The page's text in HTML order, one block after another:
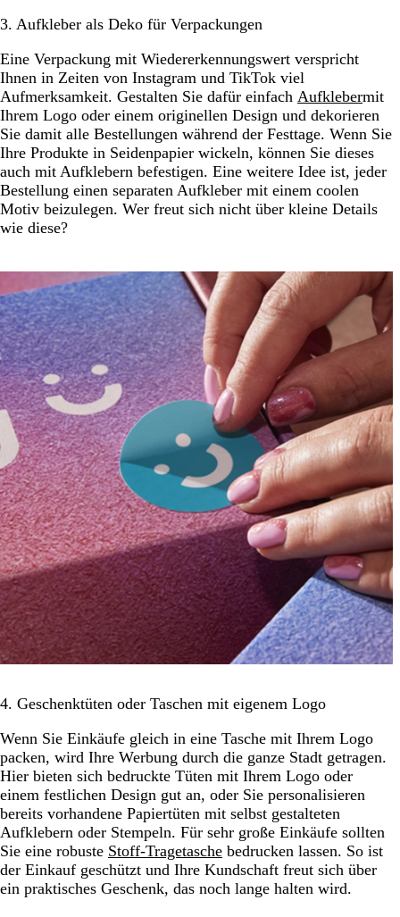
3. Aufkleber als Deko für Verpackungen
Eine Verpackung mit Wiedererkennungswert verspricht
Ihnen in Zeiten von Instagram und TikTok viel
Aufmerksamkeit. Gestalten Sie dafür einfach Aufklebermit
Ihrem Logo oder einem originellen Design und dekorieren
Sie damit alle Bestellungen während der Festtage. Wenn Sie
Ihre Produkte in Seidenpapier wickeln, können Sie dieses
auch mit Aufklebern befestigen. Eine weitere Idee ist, jeder
Bestellung einen separaten Aufkleber mit einem coolen
Motiv beizulegen. Wer freut sich nicht über kleine Details
wie diese?
4. Geschenktüten oder Taschen mit eigenem Logo
Wenn Sie Einkäufe gleich in eine Tasche mit Ihrem Logo
packen, wird Ihre Werbung durch die ganze Stadt getragen.
Hier bieten sich bedruckte Tüten mit Ihrem Logo oder
einem festlichen Design gut an, oder Sie personalisieren
bereits vorhandene Papiertüten mit selbst gestalteten
Aufklebern oder Stempeln. Für sehr große Einkäufe sollten
Sie eine robuste Stoff-Tragetasche bedrucken lassen. So ist
der Einkauf geschützt und Ihre Kundschaft freut sich über
ein praktisches Geschenk, das noch lange halten wird.